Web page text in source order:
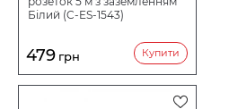
Білий (C-ES-1543)
479 грн Купити